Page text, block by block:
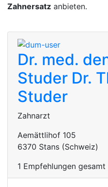
Zahnersatz anbieten.
Dr. med.
Studer Dr.
Studer
Zahnarzt
Aemättlihof 105
6370 Stans (Schweiz)
1 Empfehlungen gesamt